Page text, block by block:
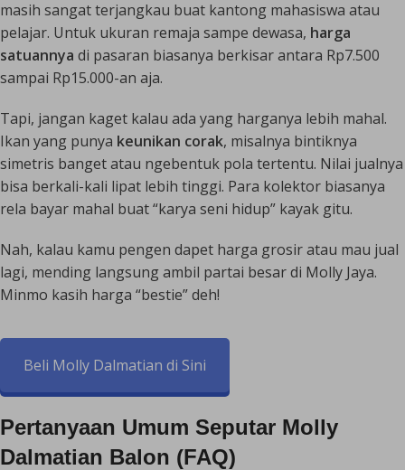
masih sangat terjangkau buat kantong mahasiswa atau
pelajar. Untuk ukuran remaja sampe dewasa, harga
satuannya di pasaran biasanya berkisar antara Rp7.500
sampai Rp15.000-an aja.
Tapi, jangan kaget kalau ada yang harganya lebih mahal.
Ikan yang punya keunikan corak, misalnya bintiknya
simetris banget atau ngebentuk pola tertentu. Nilai jualnya
bisa berkali-kali lipat lebih tinggi. Para kolektor biasanya
rela bayar mahal buat “karya seni hidup” kayak gitu.
Nah, kalau kamu pengen dapet harga grosir atau mau jual
lagi, mending langsung ambil partai besar di Molly Jaya.
Minmo kasih harga “bestie” deh!
Beli Molly Dalmatian di Sini
Pertanyaan Umum Seputar Molly
Dalmatian Balon (FAQ)